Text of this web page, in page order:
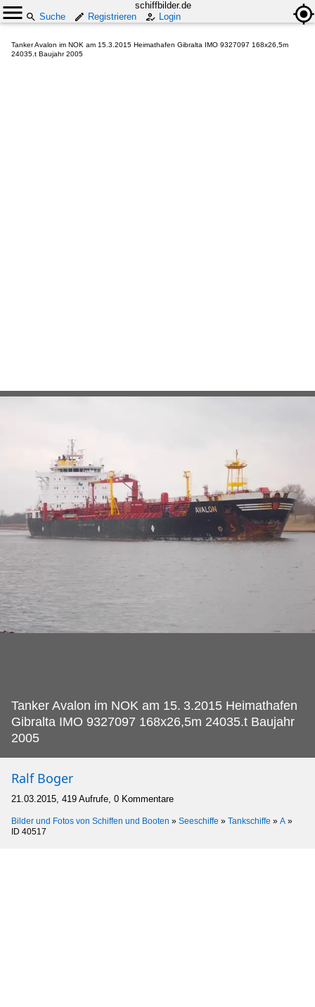
schiffbilder.de
Suche
Registrieren Login
Tanker Avalon im NOK am 15.3.2015 Heimathafen Gibralta IMO 9327097 168x26,5m
24035.t Baujahr 2005
Tanker Avalon im NOK am 15. 3.2015 Heimathafen
Gibralta IMO 9327097 168x26,5m 24035.t Baujahr
2005
Ralf Boger
21.03.2015, 419 Aufrufe, 0 Kommentare
Bilder und Fotos von Schiffen und Booten » Seeschiffe » Tankschiffe » A »
ID 40517